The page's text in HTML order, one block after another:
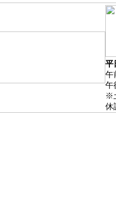
平
午
午
※
休